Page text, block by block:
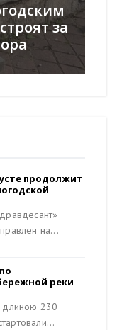
за
продолжит
на...
реки
длиною 230